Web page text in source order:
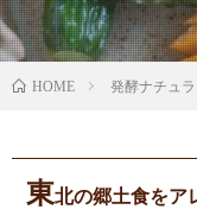
HOME 発酵ナチュ
東北の郷土食をア